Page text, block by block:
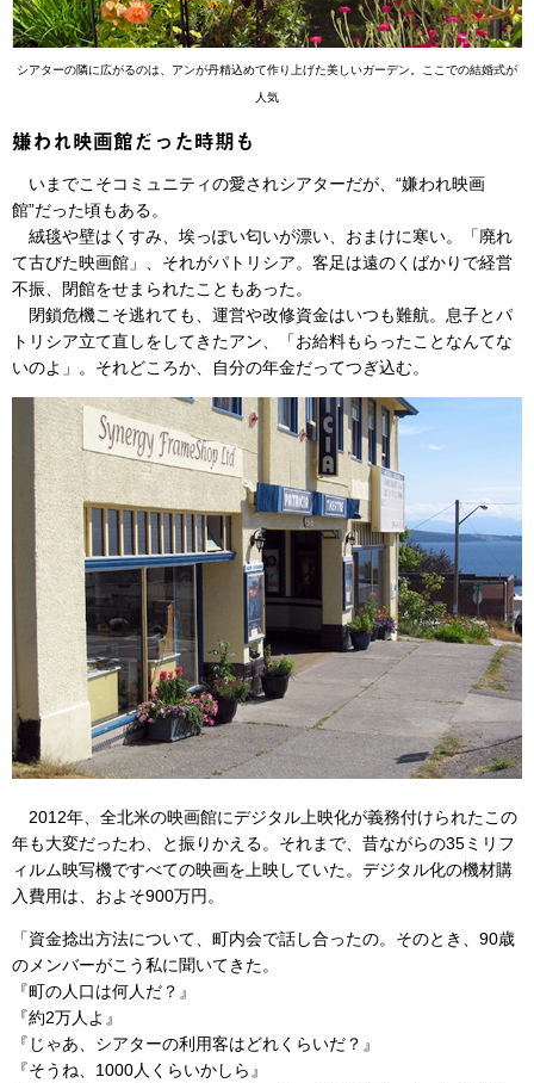
シアターの隣に広がるのは、アンが丹精込めて作り上げた美しいガーデン。ここでの結婚式が
人気
嫌われ映画館だった時期も
いまでこそコミュニティの愛されシアターだが、“嫌われ映画
館”だった頃もある。
絨毯や壁はくすみ、埃っぽい匂いが漂い、おまけに寒い。「廃れ
て古びた映画館」、それがパトリシア。客足は遠のくばかりで経営
不振、閉館をせまられたこともあった。
閉鎖危機こそ逃れても、運営や改修資金はいつも難航。息子とパ
トリシア立て直しをしてきたアン、「お給料もらったことなんてな
いのよ」。それどころか、自分の年金だってつぎ込む。
2012年、全北米の映画館にデジタル上映化が義務付けられたこの
年も大変だったわ、と振りかえる。それまで、昔ながらの35ミリフ
ィルム映写機ですべての映画を上映していた。デジタル化の機材購
入費用は、およそ900万円。
「資金捻出方法について、町内会で話し合ったの。そのとき、90歳
のメンバーがこう私に聞いてきた。
『町の人口は何人だ？』
『約2万人よ』
『じゃあ、シアターの利用客はどれくらいだ？』
『そうね、1000人くらいかしら』